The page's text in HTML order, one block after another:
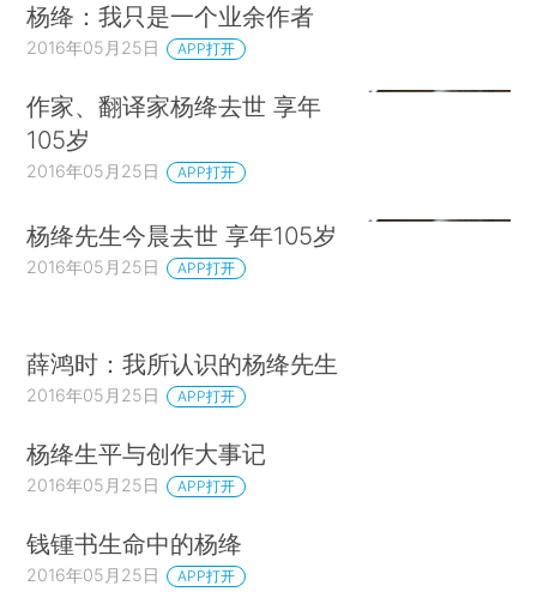
杨绛：我只是一个业余作者
2016年05月25日 APP打开
作家、翻译家杨绛去世 享年
105岁
2016年05月25日 APP打开
杨绛先生今晨去世 享年105岁
2016年05月25日 APP打开
薛鸿时：我所认识的杨绛先生
2016年05月25日 APP打开
杨绛生平与创作大事记
2016年05月25日 APP打开
钱锺书生命中的杨绛
2016年05月25日 APP打开